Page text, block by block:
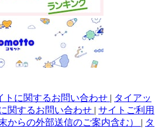
トに関するお問い合わせ | タイアッ
関するお問い合わせ | サイトご利用
からの外部送信のご案内含む） | タ